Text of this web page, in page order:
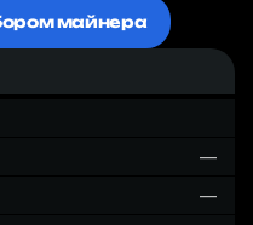
майнера
—
—